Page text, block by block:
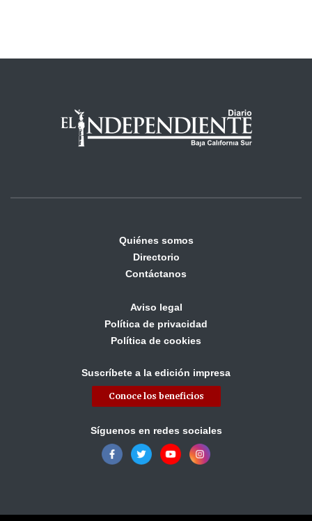
Quiénes somos
Directorio
Contáctanos
Aviso legal
Política de privacidad
Política de cookies
Suscríbete a la edición impresa
Conoce los beneficios
Síguenos en redes sociales